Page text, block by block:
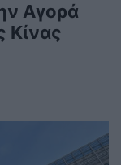
Αγορά
Κίνας